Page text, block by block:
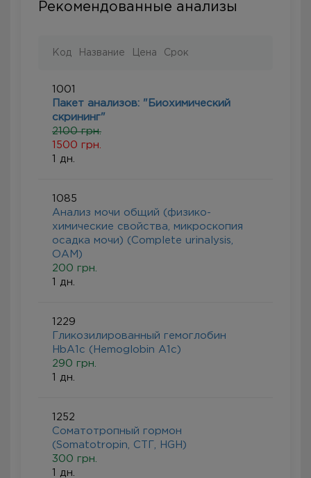
Рекомендованные анализы
Код Название Цена Срок
1001
Пакет анализов: "Биохимический
скрининг"
2100 грн.
1500 грн.
1 дн.
1085
Анализ мочи общий (физико-
химические свойства, микроскопия
осадка мочи) (Complete urinalysis,
ОАМ)
200 грн.
1 дн.
1229
Гликозилированный гемоглобин
HbA1c (Hemoglobin A1c)
290 грн.
1 дн.
1252
Соматотропный гормон
(Somatotropin, СТГ, HGH)
300 грн.
1 дн.